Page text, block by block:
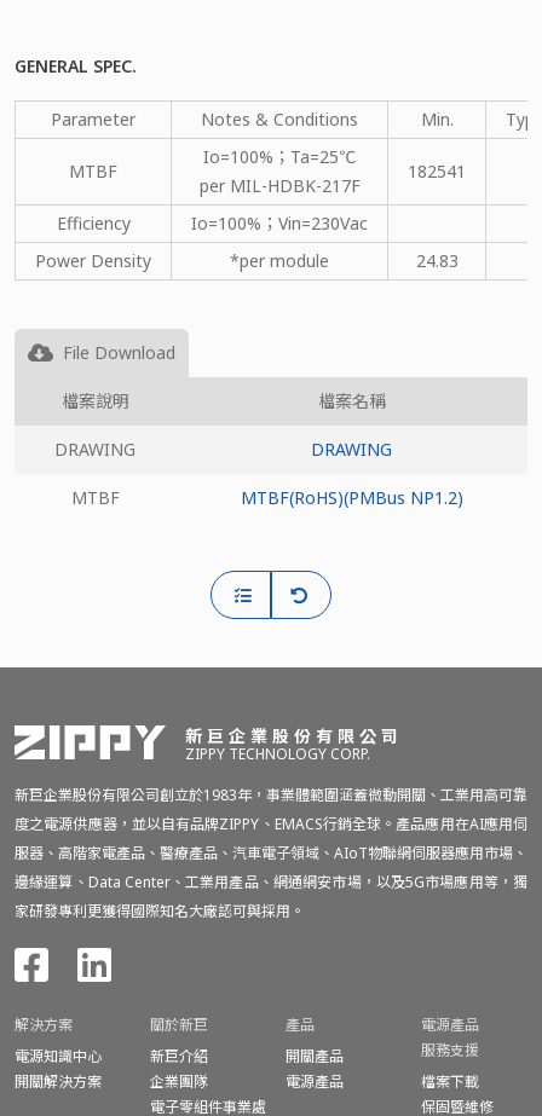
GENERAL SPEC.
Parameter Notes & Conditions Min.
MTBF
Io=100%；Ta=25℃
per MIL-HDBK-217F
182541
Efficiency
Io=100%；Vin=230Vac
Power Density
*per module 24.83
File Download
檔案說明 檔案名稱
DRAWING DRAWING
MTBF MTBF(RoHS)(PMBus NP1.2)
新巨企業股份有限公司
ZIPPY TECHNOLOGY CORP.
新巨企業股份有限公司創立於1983年，事業體範圍涵蓋微動開關、工業用高可靠
度之電源供應器，並以自有品牌ZIPPY、EMACS行銷全球。產品應用在AI應用伺
服器、高階家電產品、醫療產品、汽車電子領域、AIoT物聯網伺服器應用市場、
邊緣運算、Data Center、工業用產品、網通網安市場，以及5G市場應用等，獨
家研發專利更獲得國際知名大廠認可與採用。
解決方案
電源知識中心
開關解決方案
關於新巨
新巨介紹
企業團隊
電子零組件事業處
產品
開關產品
電源產品
電源產品
服務支援
檔案下載
保固暨維修